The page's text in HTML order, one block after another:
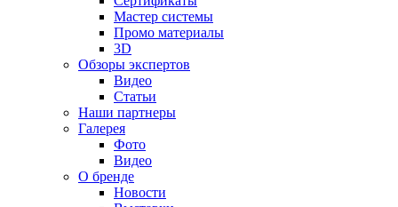
Мастер системы
Промо материалы
3D
Обзоры экспертов
Видео
Статьи
Наши партнеры
Галерея
Фото
Видео
О бренде
Новости